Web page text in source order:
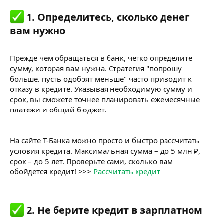
1. Определитесь, сколько денег
вам нужно​
Прежде чем обращаться в банк, четко определите
сумму, которая вам нужна. Стратегия "попрошу
больше, пусть одобрят меньше" часто приводит к
отказу в кредите. Указывая необходимую сумму и
срок, вы сможете точнее планировать ежемесячные
платежи и общий бюджет.
На сайте Т-Банка можно просто и быстро рассчитать
условия кредита. Максимальная сумма – до 5 млн ₽,
срок – до 5 лет. Проверьте сами, сколько вам
обойдется кредит! >>> Рассчитать кредит
2. Не берите кредит в зарплатном